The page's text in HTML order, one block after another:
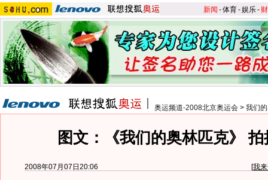
新闻 -体育-娱乐-
奥运频道-2008北京奥运会 > 我们
图文：《我们的奥林匹克》
2008年07月07日20:06 [我